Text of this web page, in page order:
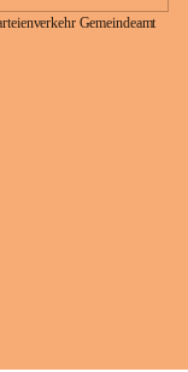
Gemeindeamt